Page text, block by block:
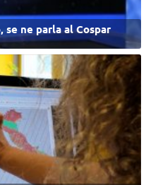
ne parla al Cospar